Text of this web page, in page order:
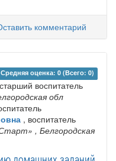
комментарий
Средняя оценка: 0 (Всего: 0)
воспитатель
обл
, воспитатель
, Белгородская